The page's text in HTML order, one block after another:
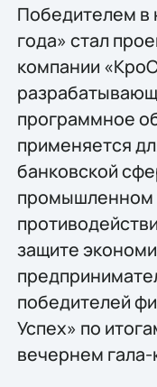
Победителем в
года» стал
компании
программное
применяется
банковской
промышленном
защите
победителей
Успех» по
вечернем